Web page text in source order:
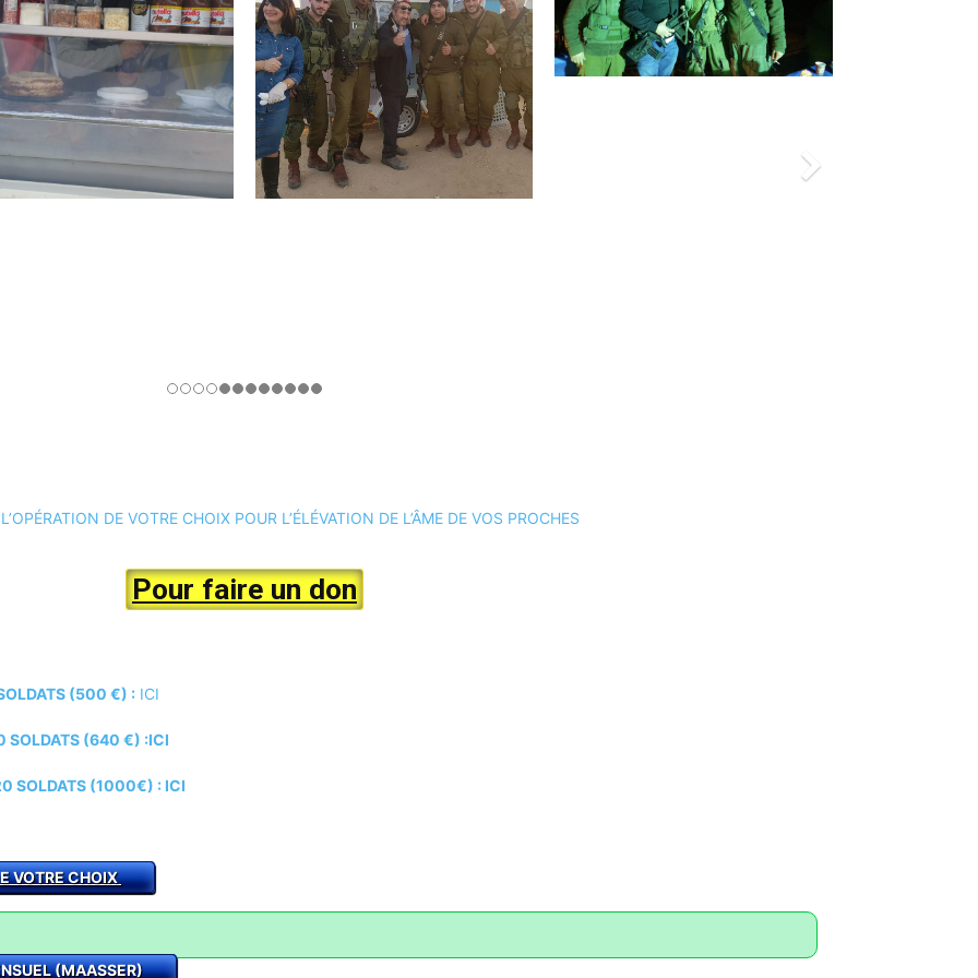
DE VOTRE CHOIX POUR L’ÉLÉVATION DE L’ÂME DE VOS PROCHES
Pour faire un don
(500 €) : ICI
SOLDATS (640 €) :ICI
SOLDATS (1000€) : ICI
VOTRE CHOIX
(MAASSER)